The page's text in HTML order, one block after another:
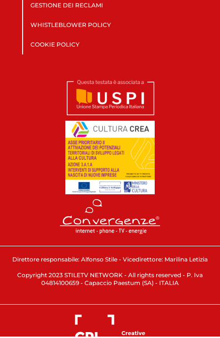
GESTIONE DEI RECLAMI
WHISTLEBLOWER POLICY
COOKIE POLICY
Direttore responsabile: Alfonso Stile - Vicedirettore: Marilina Letizia
Copyright 2023 STILETV NETWORK - All rights reserved - P. Iva
04814100659 - Capaccio Paestum (SA) - ITALIA